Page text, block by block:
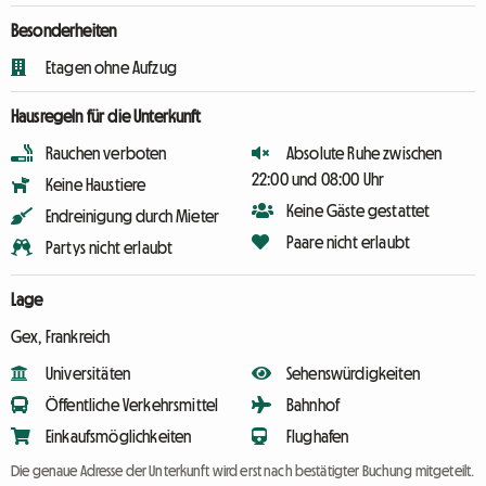
Besonderheiten
Etagen ohne Aufzug
Hausregeln für die Unterkunft
Rauchen verboten
Keine Haustiere
Endreinigung durch Mieter
Partys nicht erlaubt
Absolute Ruhe zwischen
22:00 und 08:00 Uhr
Keine Gäste gestattet
Paare nicht erlaubt
Lage
Gex, Frankreich
Universitäten
Öffentliche Verkehrsmittel
Einkaufsmöglichkeiten
Sehenswürdigkeiten
Bahnhof
Flughafen
Die genaue Adresse der Unterkunft wird erst nach bestätigter Buchung mitgeteilt.